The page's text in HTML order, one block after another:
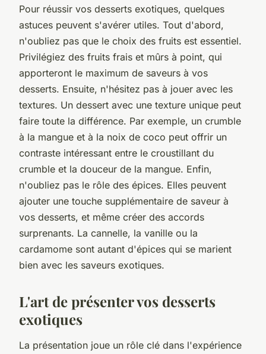
Pour réussir vos desserts exotiques, quelques
astuces peuvent s'avérer utiles. Tout d'abord,
n'oubliez pas que le choix des fruits est essentiel.
Privilégiez des fruits frais et mûrs à point, qui
apporteront le maximum de saveurs à vos
desserts. Ensuite, n'hésitez pas à jouer avec les
textures. Un dessert avec une texture unique peut
faire toute la différence. Par exemple, un crumble
à la mangue et à la noix de coco peut offrir un
contraste intéressant entre le croustillant du
crumble et la douceur de la mangue. Enfin,
n'oubliez pas le rôle des épices. Elles peuvent
ajouter une touche supplémentaire de saveur à
vos desserts, et même créer des accords
surprenants. La cannelle, la vanille ou la
cardamome sont autant d'épices qui se marient
bien avec les saveurs exotiques.
L'art de présenter vos desserts
exotiques
La présentation joue un rôle clé dans l'expérience